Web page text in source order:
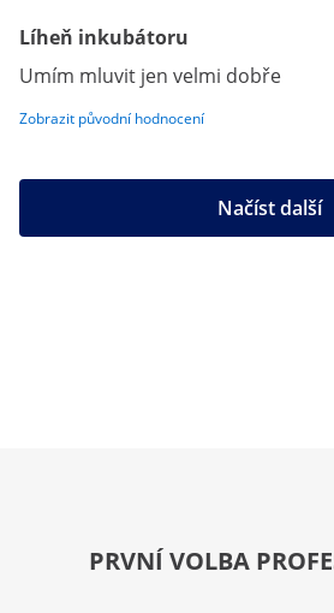
Líheň inkubátoru
Umím mluvit jen velmi dobře
Zobrazit původní hodnocení
Načíst další
PRVNÍ VOLBA